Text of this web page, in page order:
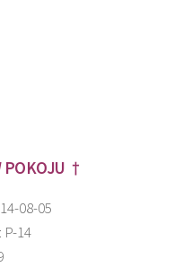
POKOJU †
08-05
P-14